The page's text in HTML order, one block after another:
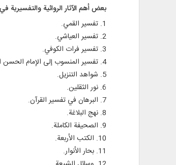
بعض أهم الآثار الروائية والتفسيرية
1. تفسير القمي.
2. تفسير العياشي.
3. تفسير فرات الكوفي.
4. تفسير المنسوب إلى الإمام الحسن العسكري (ع).
5. شواهد التنزيل.
6. نور الثقلين.
7. البرهان في تفسير القرآن.
8. نهج البلاغة.
9. الصحيفة الكاملة.
10. الكتب الأربعة.
11. بحار الأنوار.